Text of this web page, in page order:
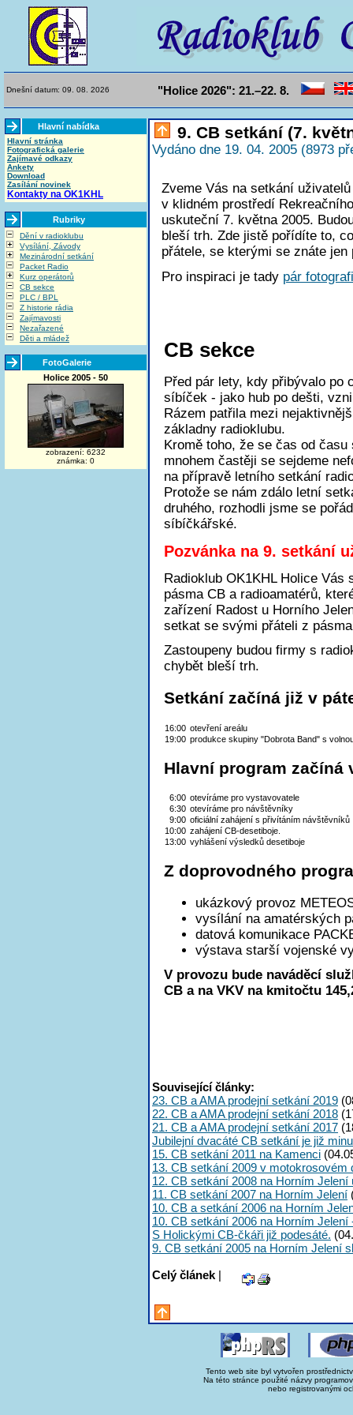
Dnešní datum: 09. 08. 2026 "Holice 2026": 21.–22. 8.
Hlavní nabídka
Hlavní stránka
Fotografická galerie
Zajímavé odkazy
Ankety
Download
Zasílání novinek
Kontakty na OK1KHL
Rubriky
Dění v radioklubu
Vysílání, Závody
Mezinárodní setkání
Packet Radio
Kurz operátorů
CB sekce
PLC / BPL
Z historie rádia
Zajímavosti
Nezařazené
Děti a mládež
FotoGalerie
Holice 2005 - 50
zobrazení: 6232
známka: 0
9. CB setkání (7.
Vydáno dne 19. 04. 2005 (8973
Zveme Vás na setkání
v klidném prostředí
uskuteční 7. května 2005.
bleší trh. Zde jistě pořídíte to,
přátele, se kterými se znáte
Pro inspiraci je tady pár
CB sekce
Před pár lety, kdy přibývalo po
síbíček - jako hub po dešti,
Rázem patřila mezi
základny radioklubu.
Kromě toho, že se čas od
mnohem častěji se sejdeme
na přípravě letního setkání
Protože se nám zdálo letní
druhého, rozhodli jsme se
síbíčkářské.
Pozvánka na 9. setkání
Radioklub OK1KHL Holice
pásma CB a radioamatérů,
zařízení Radost u Horního
setkat se svými přáteli z
Zastoupeny budou firmy s
chybět bleší trh.
Setkání začíná již v
16:00 otevření areálu
19:00 produkce skupiny "Dobrota Band" s
Hlavní program začíná
6:00 otevíráme pro vystavovatele
6:30 otevíráme pro návštěvníky
9:00 oficiální zahájení s přivítáním návštěvníků
10:00 zahájení CB-desetiboje.
13:00 vyhlášení výsledků desetiboje
Z doprovodného
ukázkový provoz
vysílání na amatérských
datová komunikace
výstava starší vojenské
V provozu bude naváděcí
CB a na VKV na kmitočtu
Související články:
23. CB a AMA prodejní setkání 2019
22. CB a AMA prodejní setkání 2018
21. CB a AMA prodejní setkání 2017
Jubilejní dvacáté CB setkání je již
15. CB setkání 2011 na Kamenci
13. CB setkání 2009 v motokrosovém
12. CB setkání 2008 na Horním Jelení
11. CB setkání 2007 na Horním Jelení
10. CB a setkání 2006 na Horním
10. CB setkání 2006 na Horním
S Holickými CB-čkáři již podesáté.
9. CB setkání 2005 na Horním Jelení
Celý článek |
Tento web site byl vytvořen
Na této stránce použité názvy
nebo registrovanými